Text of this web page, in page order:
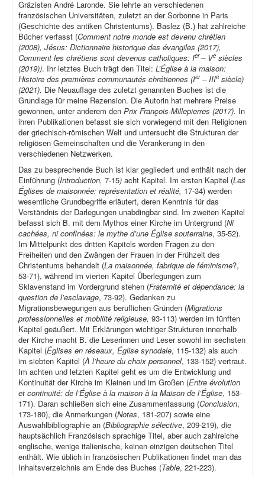
Gräzisten André Laronde. Sie lehrte an verschiedenen
französischen Universitäten, zuletzt an der Sorbonne in Paris
(Geschichte des antiken Christentums). Baslez (B.) hat zahlreiche
Bücher verfasst (Comment notre monde est devenu chrétien
(2008), Jésus: Dictionnaire historique des évangiles (2017),
Comment les chrétiens sont devenus catholiques: Ier– Ve siècles
(2019)). Ihr letztes Buch trägt den Titel: L’Église à la maison:
Histoire des premières communautés chrétiennes (Ier– IIIe siècle)
(2021). Die Neuauflage des zuletzt genannten Buches ist die
Grundlage für meine Rezension. Die Autorin hat mehrere Preise
gewonnen, unter anderem den Prix François-Millepierres (2017). In
ihren Publikationen befasst sie sich vorwiegend mit den Religionen
der griechisch-römischen Welt und untersucht die Strukturen der
religiösen Gemeinschaften und die Verankerung in den
verschiedenen Netzwerken.
Das zu besprechende Buch ist klar gegliedert und enthält nach der
Einführung (Introduction, 7-15) acht Kapitel. Im ersten Kapitel (Les
Églises de maisonnée: représentation et réalité, 17-34) werden
wesentliche Grundbegriffe erläutert, deren Kenntnis für das
Verständnis der Darlegungen unabdingbar sind. Im zweiten Kapitel
befasst sich B. mit dem Mythos einer Kirche im Untergrund (Ni
cachées, ni confinées: le mythe d’une Église souterraine, 35-52).
Im Mittelpunkt des dritten Kapitels werden Fragen zu den
Freiheiten und den Zwängen der Frauen in der Frühzeit des
Christentums behandelt (La maisonnée, fabrique de féminisme?,
53-71), während im vierten Kapitel Überlegungen zum
Sklavenstand im Vordergrund stehen (Fraternité et dépendance: la
question de l’esclavage, 73-92). Gedanken zu
Migrationsbewegungen aus beruflichen Gründen (Migrations
professionnelles et mobilité religieuse, 93-113) werden im fünften
Kapitel geäußert. Mit Erklärungen wichtiger Strukturen innerhalb
der Kirche macht B. die Leserinnen und Leser sowohl im sechsten
Kapitel (Églises en réseaux, Église synodale, 115-132) als auch
im siebten Kapitel (À l’heure du choix personnel, 133-152) vertraut.
Im achten und letzten Kapitel geht es um die Entwicklung und
Kontinuität der Kirche im Kleinen und im Großen (Entre évolution
et continuité: de l’Église à la maison à la Maison de l’Église, 153-
171). Daran schließen sich eine Zusammenfassung (Conclusion,
173-180), die Anmerkungen (Notes, 181-207) sowie eine
Auswahlbibliographie an (Bibliographie sélective, 209-219), die
hauptsächlich Französisch sprachige Titel, aber auch zahlreiche
englische, wenige italienische, keinen einzigen deutschen Titel
enthält. Wie üblich in französischen Publikationen findet man das
Inhaltsverzeichnis am Ende des Buches (Table, 221-223).